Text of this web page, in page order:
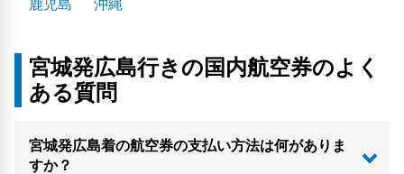
鹿児島
沖縄
宮城発広島行きの国内航空券のよく
ある質問
宮城発広島着の航空券の支払い方法は何がありま
すか？